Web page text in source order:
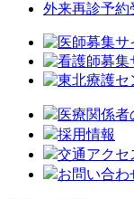
外来再診予約
医療関係者
採用情報
交通アクセ
お問い合わ